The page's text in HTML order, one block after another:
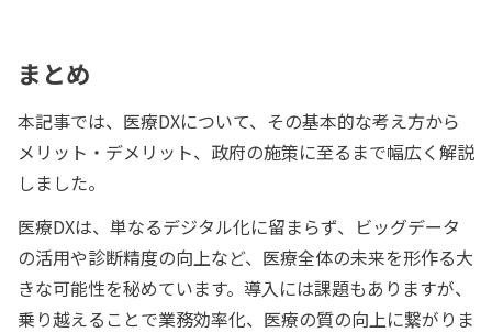
まとめ
本記事では、医療DXについて、その基本的な考え方から
メリット・デメリット、政府の施策に至るまで幅広く解説
しました。
医療DXは、単なるデジタル化に留まらず、ビッグデータ
の活用や診断精度の向上など、医療全体の未来を形作る大
きな可能性を秘めています。導入には課題もありますが、
乗り越えることで業務効率化、医療の質の向上に繋がりま